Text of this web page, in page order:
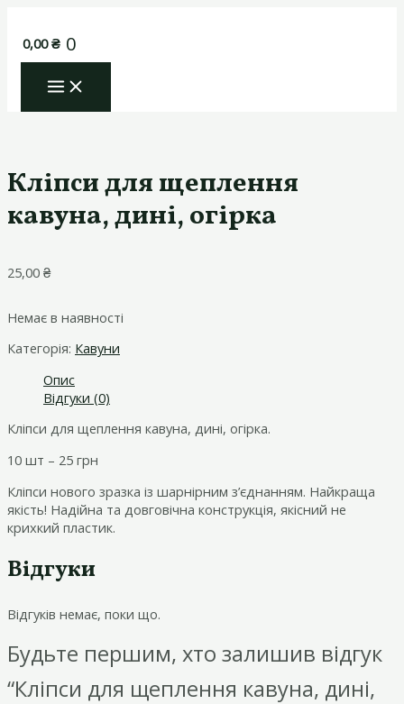
вмісту
0,00₴ 0
MAIN
MENU
Кліпси для щеплення
кавуна, дині, огірка
25,00 ₴
Немає в наявності
Категорія: Кавуни
Опис
Відгуки (0)
Кліпси для щеплення кавуна, дині, огірка.
10 шт – 25 грн
Кліпси нового зразка із шарнірним з’єднанням. Найкраща
якість! Надійна та довговічна конструкція, якісний не
крихкий пластик.
Відгуки
Відгуків немає, поки що.
Будьте першим, хто залишив відгук
“Кліпси для щеплення кавуна, дині,